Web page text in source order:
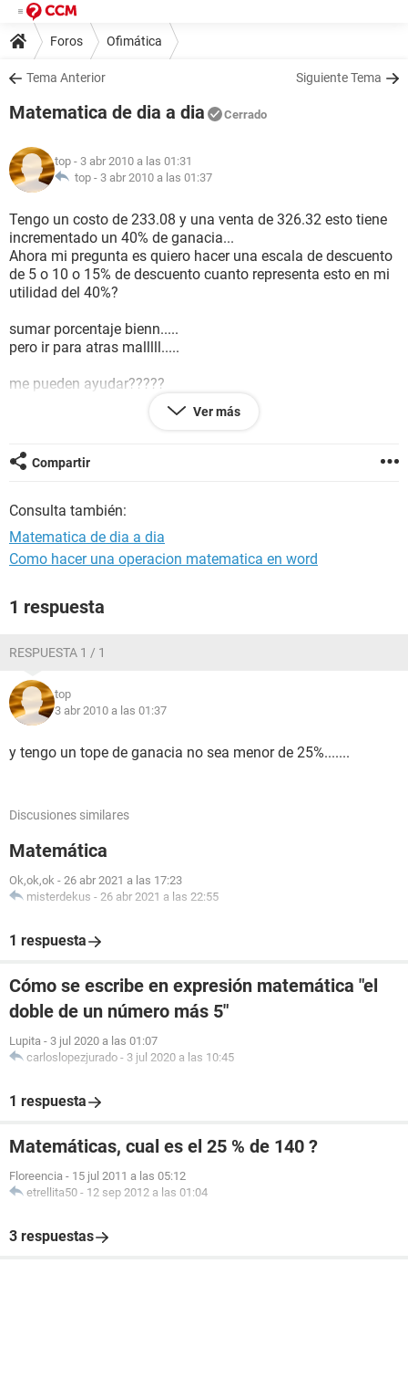
Foros Ofimática
Tema Anterior Siguiente Tema
Matematica de dia a dia Cerrado
top - 3 abr 2010 a las 01:31
top - 3 abr 2010 a las 01:37
Tengo un costo de 233.08 y una venta de 326.32 esto tiene
incrementado un 40% de ganacia...
Ahora mi pregunta es quiero hacer una escala de descuento
de 5 o 10 o 15% de descuento cuanto representa esto en mi
utilidad del 40%?
sumar porcentaje bienn.....
pero ir para atras malllll.....
me pueden ayudar?????
Ver más
Compartir
Consulta también:
Matematica de dia a dia
Como hacer una operacion matematica en word
1 respuesta
RESPUESTA 1 / 1
top
3 abr 2010 a las 01:37
y tengo un tope de ganacia no sea menor de 25%.......
Discusiones similares
Matemática
Ok,ok,ok - 26 abr 2021 a las 17:23
misterdekus - 26 abr 2021 a las 22:55
1 respuesta
Cómo se escribe en expresión matemática "el
doble de un número más 5"
Lupita - 3 jul 2020 a las 01:07
carloslopezjurado - 3 jul 2020 a las 10:45
1 respuesta
Matemáticas, cual es el 25 % de 140 ?
Floreencia - 15 jul 2011 a las 05:12
etrellita50 - 12 sep 2012 a las 01:04
3 respuestas